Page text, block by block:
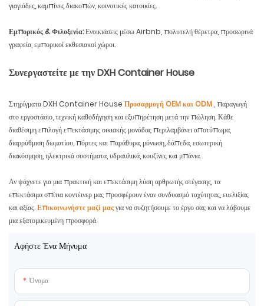
γιαγιάδες, καμπίνες διακοπών, κοινοτικές κατοικίες.
Εμπορικός & Φιλοξενία:Ενοικιάσεις μέσω Airbnb, πολυτελή θέρετρα, προσωρινά
γραφεία, εμπορικοί εκθεσιακοί χώροι.
Συνεργαστείτε με την DXH Container House
Στηρίγματα DXH Container House Προσαρμογή OEM και ODM , παραγωγή
στο εργοστάσιο, τεχνική καθοδήγηση και εξυπηρέτηση μετά την πώληση. Κάθε
διαθέσιμη επιλογή επεκτάσιμης οικιακής μονάδας περιλαμβάνει αποτύπωμα,
διαρρύθμιση δωματίου, πόρτες και παράθυρα, μόνωση, δάπεδα, εσωτερική
διακόσμηση, ηλεκτρικά συστήματα, υδραυλικά, κουζίνες και μπάνια.
Αν ψάχνετε για μια πρακτική και επεκτάσιμη λύση αρθρωτής στέγασης, τα
επεκτάσιμα σπίτια κοντέινερ μας προσφέρουν έναν συνδυασμό ταχύτητας, ευελιξίας
και αξίας.Επικοινωνήστε μαζί μαςγια να συζητήσουμε το έργο σας και να λάβουμε
μια εξατομικευμένη προσφορά.
Αφήστε Ένα Μήνυμα
Όνομα